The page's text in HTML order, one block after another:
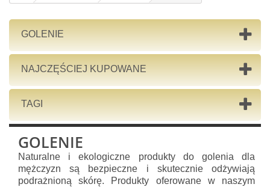
GOLENIE
NAJCZĘŚCIEJ KUPOWANE
TAGI
GOLENIE
Naturalne i ekologiczne produkty do golenia dla
mężczyzn są bezpieczne i skutecznie odżywiają
podrażnioną skórę. Produkty oferowane w naszym